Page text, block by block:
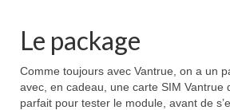
Le package
Comme toujours avec Vantrue, on a un
avec, en cadeau, une carte SIM Vantrue
parfait pour tester le module, avant de